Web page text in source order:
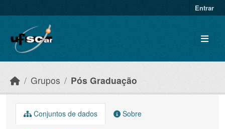
Entrar
Grupos Pós Graduação
Conjuntos de dados Sobre